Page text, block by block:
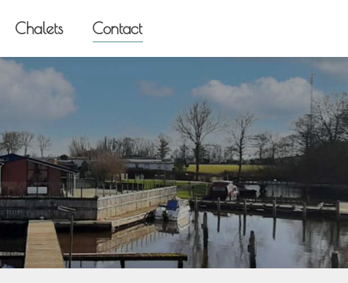
Chalets Contact